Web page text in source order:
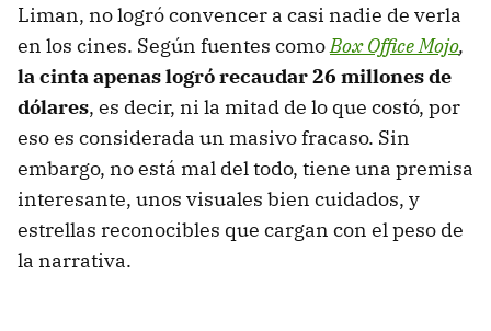
Liman, no logró convencer a casi nadie de verla
en los cines. Según fuentes comoBox Office Mojo,
la cinta apenas logró recaudar 26 millones de
dólares, es decir, ni la mitad de lo que costó, por
eso es considerada un masivo fracaso. Sin
embargo, no está mal del todo, tiene una premisa
interesante, unos visuales bien cuidados, y
estrellas reconocibles que cargan con el peso de
la narrativa.